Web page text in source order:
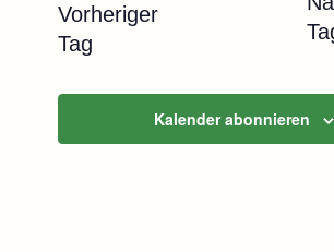
Vorheriger
Tag
Kalender abonnieren